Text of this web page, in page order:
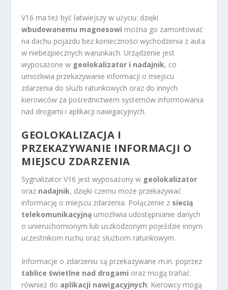
V16 ma też być łatwiejszy w użyciu: dzięki
wbudowanemu magnesowi można go zamontować
na dachu pojazdu bez konieczności wychodzenia z auta
w niebezpiecznych warunkach. Urządzenie jest
wyposażone w geolokalizator i nadajnik, co
umożliwia przekazywanie informacji o miejscu
zdarzenia do służb ratunkowych oraz do innych
kierowców za pośrednictwem systemów informowania
nad drogami i aplikacji nawigacyjnych.
GEOLOKALIZACJA I
PRZEKAZYWANIE INFORMACJI O
MIEJSCU ZDARZENIA
Sygnalizator V16 jest wyposażony w geolokalizator
oraz nadajnik, dzięki czemu może przekazywać
informację o miejscu zdarzenia. Połączenie z siecią
telekomunikacyjną umożliwia udostępnianie danych
o unieruchomionym lub uszkodzonym pojeździe innym
uczestnikom ruchu oraz służbom ratunkowym.
Informacje o zdarzeniu są przekazywane m.in. poprzez
tablice świetlne nad drogami oraz mogą trafiać
również do aplikacji nawigacyjnych. Kierowcy mogą